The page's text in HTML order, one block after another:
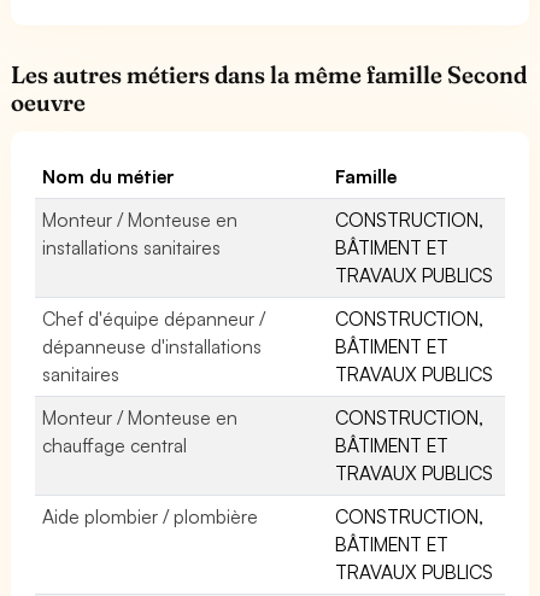
Les autres métiers dans la même famille Second
oeuvre
Nom du métier
Famille
Monteur / Monteuse en
installations sanitaires
CONSTRUCTION,
BÂTIMENT ET
TRAVAUX PUBLICS
Chef d'équipe dépanneur /
dépanneuse d'installations
sanitaires
CONSTRUCTION,
BÂTIMENT ET
TRAVAUX PUBLICS
Monteur / Monteuse en
chauffage central
CONSTRUCTION,
BÂTIMENT ET
TRAVAUX PUBLICS
Aide plombier / plombière
CONSTRUCTION,
BÂTIMENT ET
TRAVAUX PUBLICS